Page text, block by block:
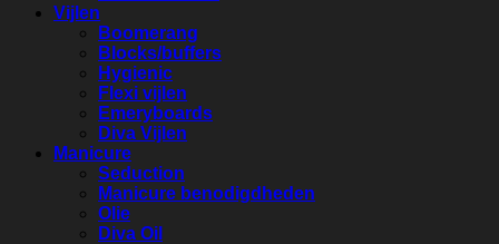
Vijlen
Boomerang
Blocks/buffers
Hygienic
Flexi vijlen
Emeryboards
Diva Vijlen
Manicure
Seduction
Manicure benodigdheden
Olie
Diva Oil